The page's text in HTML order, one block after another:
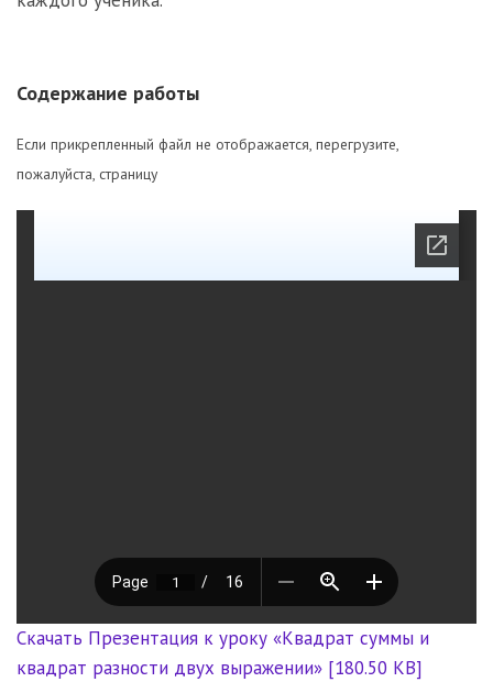
Содержание работы
Если прикрепленный файл не отображается, перегрузите,
пожалуйста, страницу
Скачать Презентация к уроку «Квадрат суммы и
квадрат разности двух выражении» [180.50 KB]